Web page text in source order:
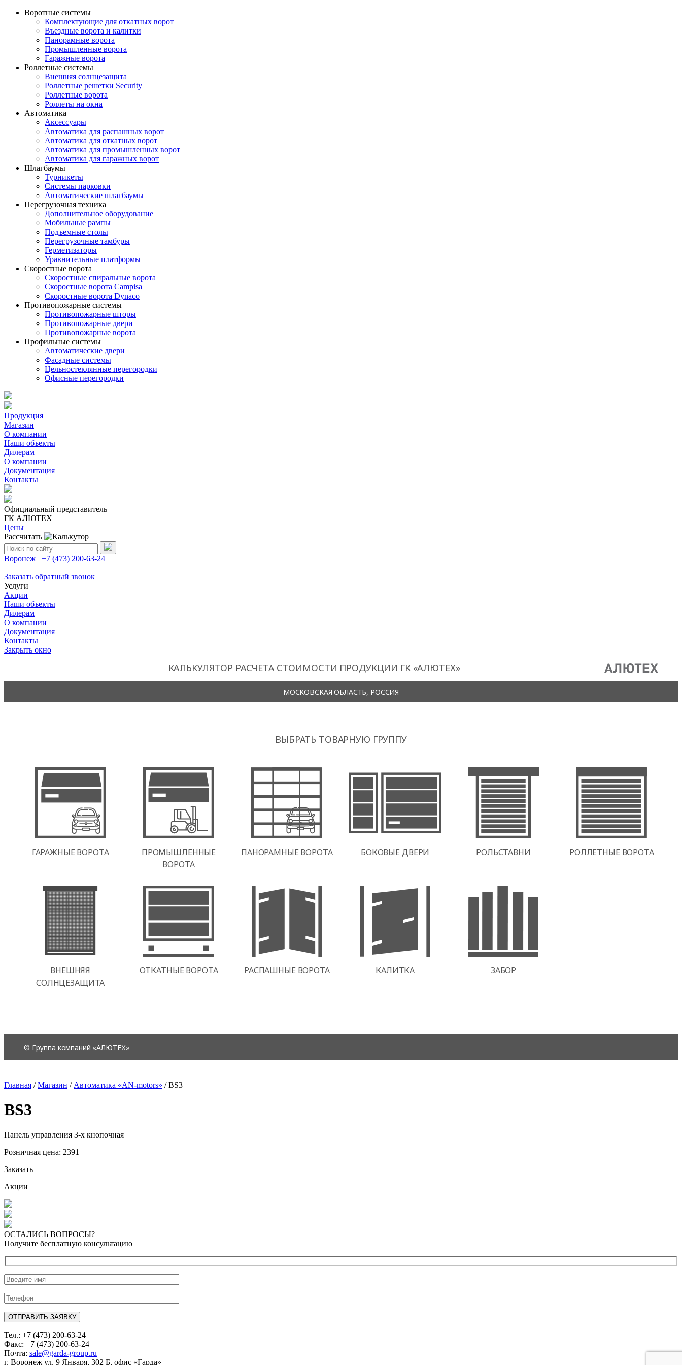
Воротные системы
Комплектующие для откатных ворот
Въездные ворота и калитки
Панорамные ворота
Промышленные ворота
Гаражные ворота
Роллетные системы
Внешняя солнцезащита
Роллетные решетки Security
Роллетные ворота
Роллеты на окна
Автоматика
Аксессуары
Автоматика для распашных ворот
Автоматика для откатных ворот
Автоматика для промышленных ворот
Автоматика для гаражных ворот
Шлагбаумы
Турникеты
Системы парковки
Автоматические шлагбаумы
Перегрузочная техника
Дополнительное оборудование
Мобильные рампы
Подъемные столы
Перегрузочные тамбуры
Герметизаторы
Уравнительные платформы
Скоростные ворота
Скоростные спиральные ворота
Скоростные ворота Campisa
Скоростные ворота Dynaco
Противопожарные системы
Противопожарные шторы
Противопожарные двери
Противопожарные ворота
Профильные системы
Автоматические двери
Фасадные системы
Цельностеклянные перегородки
Офисные перегородки
Продукция
Магазин
О компании
Наши объекты
Дилерам
О компании
Документация
Контакты
Официальный представитель
ГК АЛЮТЕХ
Цены
Рассчитать
Поиск:
Воронеж
+7 (473) 200-63-24
Заказать обратный звонок
Услуги
Акции
Наши объекты
Дилерам
О компании
Документация
Контакты
Закрыть окно
Главная /Магазин / Автоматика «AN-motors» /BS3
BS3
Панель управления 3-х кнопочная
Розничная цена: 2391
Заказать
Акции
ОСТАЛИСЬ ВОПРОСЫ?
Получите бесплатную консультацию
Тел.: +7 (473) 200-63-24
Факс: +7 (473) 200-63-24
Почта: sale@garda-group.ru
г. Воронеж ул. 9 Января, 302 Б, офис «Гарда»